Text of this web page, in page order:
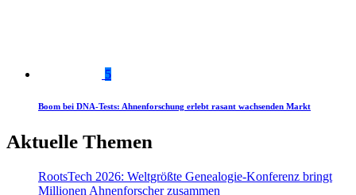
5
Boom bei DNA-Tests: Ahnenforschung erlebt rasant wachsenden Markt
Aktuelle Themen
RootsTech 2026: Weltgrößte Genealogie-Konferenz bringt
Millionen Ahnenforscher zusammen